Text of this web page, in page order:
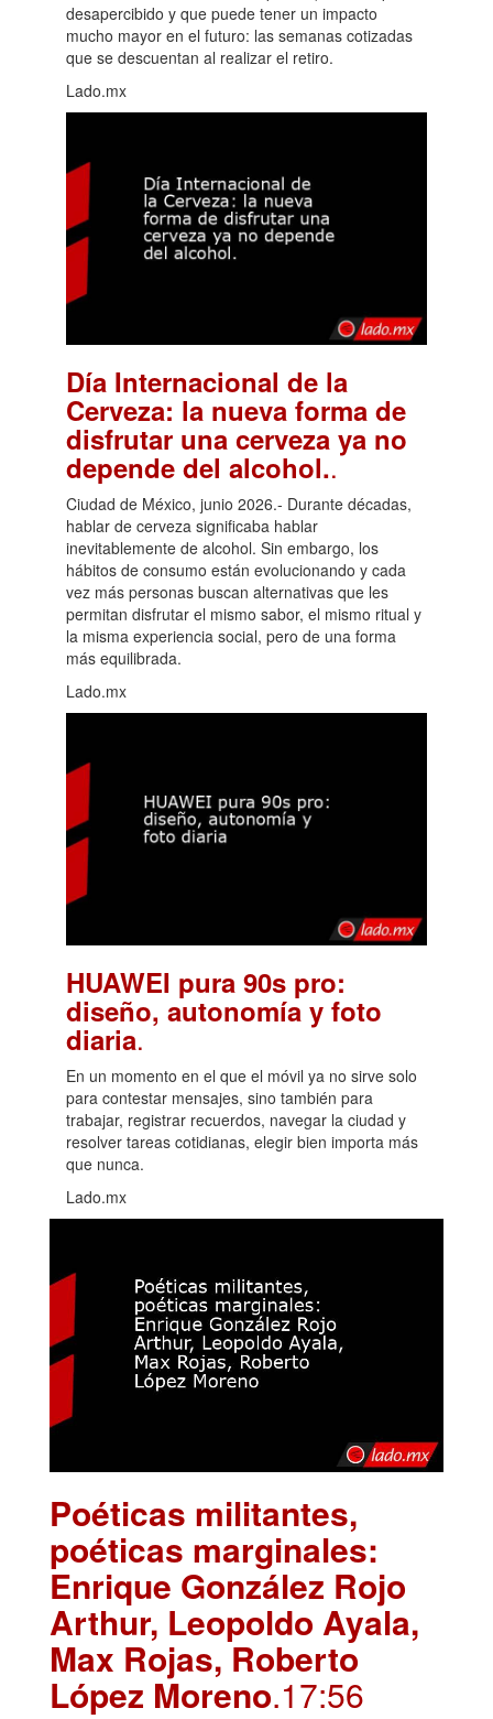
desapercibido y que puede tener un impacto
mucho mayor en el futuro: las semanas cotizadas
que se descuentan al realizar el retiro.
Lado.mx
Día Internacional de la
Cerveza: la nueva forma de
disfrutar una cerveza ya no
depende del alcohol..
Ciudad de México, junio 2026.- Durante décadas,
hablar de cerveza significaba hablar
inevitablemente de alcohol. Sin embargo, los
hábitos de consumo están evolucionando y cada
vez más personas buscan alternativas que les
permitan disfrutar el mismo sabor, el mismo ritual y
la misma experiencia social, pero de una forma
más equilibrada.
Lado.mx
HUAWEI pura 90s pro:
diseño, autonomía y foto
diaria.
En un momento en el que el móvil ya no sirve solo
para contestar mensajes, sino también para
trabajar, registrar recuerdos, navegar la ciudad y
resolver tareas cotidianas, elegir bien importa más
que nunca.
Lado.mx
Poéticas militantes,
poéticas marginales:
Enrique González Rojo
Arthur, Leopoldo Ayala,
Max Rojas, Roberto
López Moreno.17:56